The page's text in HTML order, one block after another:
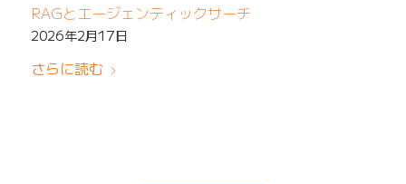
RAGとエージェンティックサーチ
2026年2月17日
さらに読む